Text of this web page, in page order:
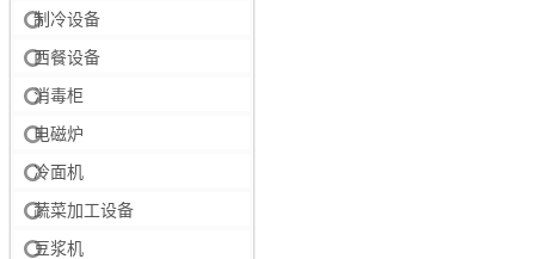
制冷设备
西餐设备
消毒柜
电磁炉
冷面机
蔬菜加工设备
豆浆机